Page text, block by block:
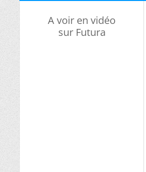
A voir en vidéo
sur Futura